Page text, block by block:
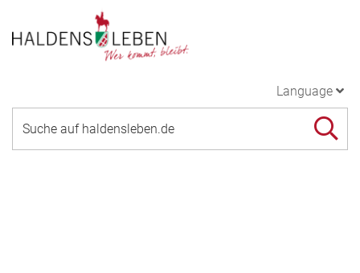
Language